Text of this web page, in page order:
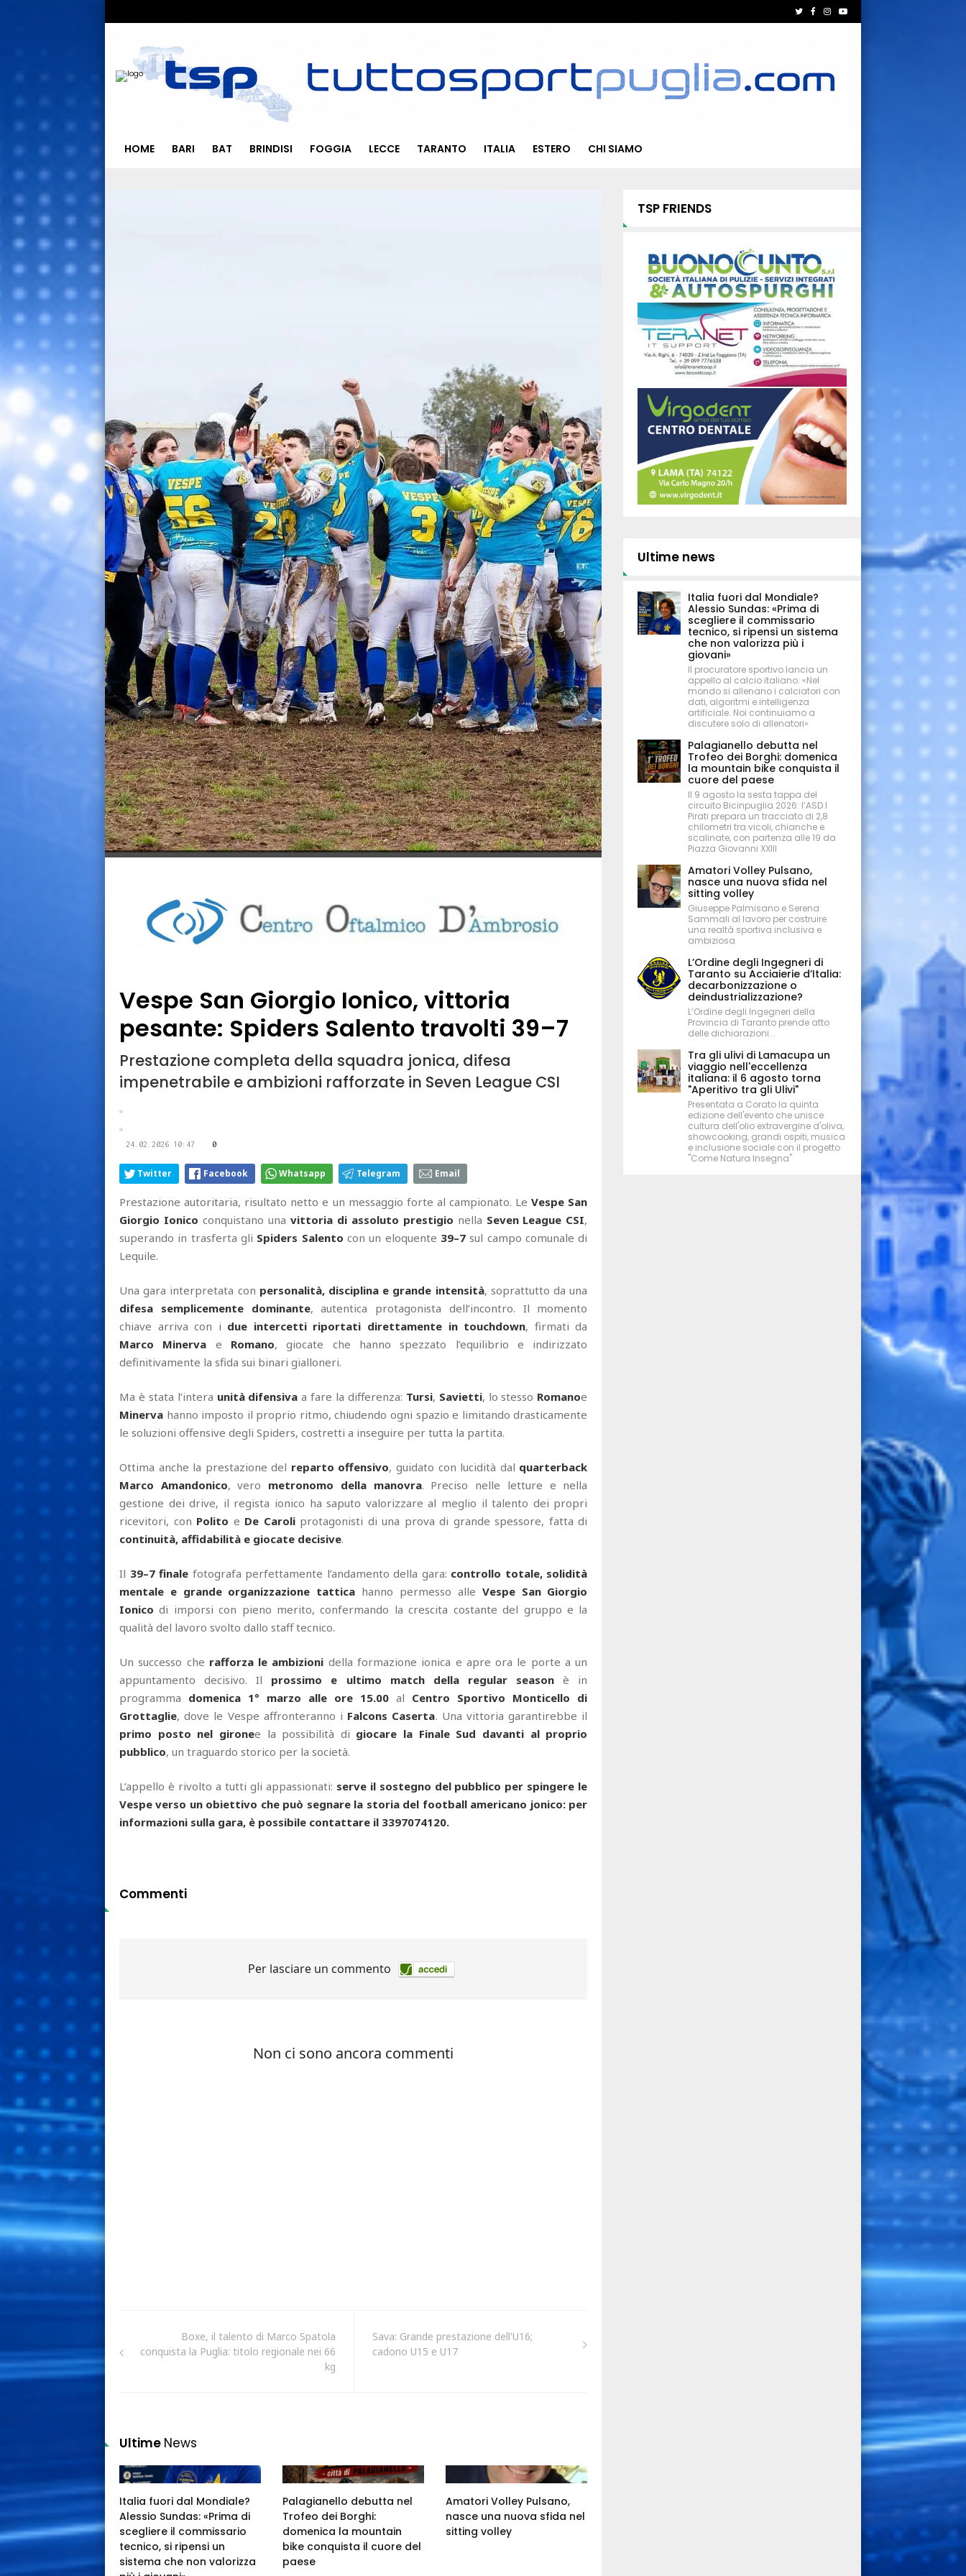
HOME BARI BAT BRINDISI FOGGIA LECCE TARANTO ITALIA ESTERO CHI SIAMO
Vespe San Giorgio Ionico, vittoria
pesante: Spiders Salento travolti 39–7
Prestazione completa della squadra jonica, difesa
impenetrabile e ambizioni rafforzate in Seven League CSI
24.02.2026 10:47 0
Twitter Facebook Whatsapp Telegram Email
Prestazione autoritaria, risultato netto e un messaggio forte al campionato. LeVespe San
Giorgio Ionico conquistano una vittoria di assoluto prestigio nella Seven League CSI,
superando in trasferta gli Spiders Salento con un eloquente 39–7sul campo comunale di
Lequile.
Una gara interpretata con personalità, disciplina e grande intensità, soprattutto da una
difesa semplicemente dominante, autentica protagonista dell’incontro. Il momento
chiave arriva con i due intercetti riportati direttamente in touchdown, firmati da
Marco Minerva e Romano, giocate che hanno spezzato l’equilibrio e indirizzato
definitivamente la sfida sui binari gialloneri.
Ma è stata l’intera unità difensiva a fare la differenza: Tursi, Savietti, lo stesso Romanoe
Minerva hanno imposto il proprio ritmo, chiudendo ogni spazio e limitando drasticamente
le soluzioni offensive degli Spiders, costretti a inseguire per tutta la partita.
Ottima anche la prestazione del reparto offensivo, guidato con lucidità dal quarterback
Marco Amandonico, vero metronomo della manovra. Preciso nelle letture e nella
gestione dei drive, il regista ionico ha saputo valorizzare al meglio il talento dei propri
ricevitori, con Polito e De Caroliprotagonisti di una prova di grande spessore, fatta di
continuità, affidabilità e giocate decisive.
Il 39–7 finale fotografa perfettamente l’andamento della gara: controllo totale, solidità
mentale e grande organizzazione tattica hanno permesso alle Vespe San Giorgio
Ionico di imporsi con pieno merito, confermando la crescita costante del gruppo e la
qualità del lavoro svolto dallo staff tecnico.
Un successo che rafforza le ambizioni della formazione ionica e apre ora le porte a un
appuntamento decisivo. Il prossimo e ultimo match della regular season è in
programma domenica 1° marzo alle ore 15.00 al Centro Sportivo Monticello di
Grottaglie, dove le Vespe affronteranno i Falcons Caserta. Una vittoria garantirebbe il
primo posto nel gironee la possibilità di giocare la Finale Sud davanti al proprio
pubblico, un traguardo storico per la società.
L’appello è rivolto a tutti gli appassionati: serve il sostegno del pubblico per spingere le
Vespe verso un obiettivo che può segnare la storia del football americano jonico: per
informazioni sulla gara, è possibile contattare il 3397074120.
Commenti
Boxe, il talento di Marco Spatola
conquista la Puglia: titolo regionale nei 66
kg
Sava: Grande prestazione dell'U16;
cadono U15 e U17
Ultime News
Italia fuori dal Mondiale?
Alessio Sundas: «Prima di
scegliere il commissario
tecnico, si ripensi un
sistema che non valorizza
Palagianello debutta nel
Trofeo dei Borghi:
domenica la mountain
bike conquista il cuore del
paese
Amatori Volley Pulsano,
nasce una nuova sfida nel
sitting volley
TSP FRIENDS
Ultime news
Italia fuori dal Mondiale?
Alessio Sundas: «Prima di
scegliere il commissario
tecnico, si ripensi un sistema
che non valorizza più i
giovani»
Il procuratore sportivo lancia un
appello al calcio italiano: «Nel
mondo si allenano i calciatori con
dati, algoritmi e intelligenza
artificiale. Noi continuiamo a
discutere solo di allenatori»
Palagianello debutta nel
Trofeo dei Borghi: domenica
la mountain bike conquista il
cuore del paese
Il 9 agosto la sesta tappa del
circuito Bicinpuglia 2026: l’ASD I
Pirati prepara un tracciato di 2,8
chilometri tra vicoli, chianche e
scalinate, con partenza alle 19 da
Piazza Giovanni XXIII
Amatori Volley Pulsano,
nasce una nuova sfida nel
sitting volley
Giuseppe Palmisano e Serena
Sammali al lavoro per costruire
una realtà sportiva inclusiva e
ambiziosa
L’Ordine degli Ingegneri di
Taranto su Acciaierie d’Italia:
decarbonizzazione o
deindustrializzazione?
L’Ordine degli Ingegneri della
Provincia di Taranto prende atto
delle dichiarazioni...
Tra gli ulivi di Lamacupa un
viaggio nell'eccellenza
italiana: il 6 agosto torna
"Aperitivo tra gli Ulivi"
Presentata a Corato la quinta
edizione dell'evento che unisce
cultura dell'olio extravergine d'oliva,
showcooking, grandi ospiti, musica
e inclusione sociale con il progetto
"Come Natura Insegna"